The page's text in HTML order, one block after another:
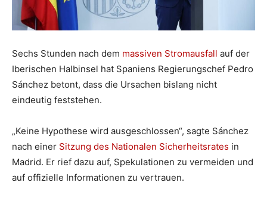
Sechs Stunden nach dem massiven Stromausfall auf der
Iberischen Halbinsel hat Spaniens Regierungschef Pedro
Sánchez betont, dass die Ursachen bislang nicht
eindeutig feststehen.
„Keine Hypothese wird ausgeschlossen“, sagte Sánchez
nach einer Sitzung des Nationalen Sicherheitsrates in
Madrid. Er rief dazu auf, Spekulationen zu vermeiden und
auf offizielle Informationen zu vertrauen.